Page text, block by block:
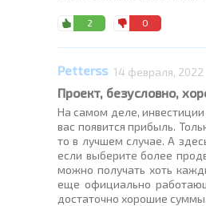
2 0
Petterss 14 февраля, 2022
Проект, безусловно,
На самом деле, инвестиции
вас появится прибыль.
то в лучшем случае. А
если выберите более
можно получать хоть
еще официально
достаточно хорошие суммы.